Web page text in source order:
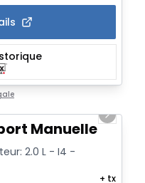
Next
Manuelle
2.0 L - I4 -
+ tx